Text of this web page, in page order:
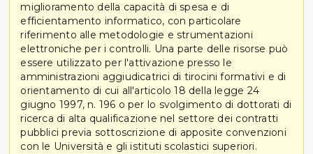
miglioramento della capacità di spesa e di
efficientamento informatico, con particolare
riferimento alle metodologie e strumentazioni
elettroniche per i controlli. Una parte delle risorse può
essere utilizzato per l'attivazione presso le
amministrazioni aggiudicatrici di tirocini formativi e di
orientamento di cui all'articolo 18 della legge 24
giugno 1997, n. 196 o per lo svolgimento di dottorati di
ricerca di alta qualificazione nel settore dei contratti
pubblici previa sottoscrizione di apposite convenzioni
con le Università e gli istituti scolastici superiori.